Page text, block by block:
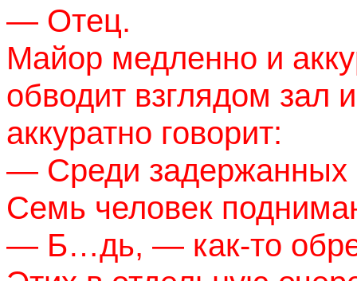
— Отец.
Майор медленно и
обводит взглядом зал
аккуратно говорит:
— Среди задержанных
Семь человек
— Б…дь, — как-то